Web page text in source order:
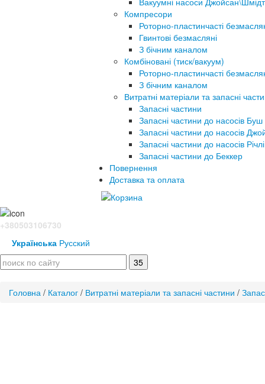
Компресори
Роторно-пластинчасті
Гвинтові безмасляні
З бічним каналом
Комбіновані (тиск/вакуум)
Роторно-пластинчасті
З бічним каналом
Витратні матеріали та запасні
Запасні частини
Запасні частини до насосів Буш
Запасні частини до насосів
Запасні частини до насосів Річлі
Запасні частини до Беккер
Повернення
Доставка та оплата
+380503106730
Українська Русский
Головна / Каталог / Витратні матеріали та запасні частини /